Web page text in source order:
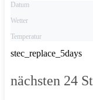
Datum
Wetter
Temperatur
stec_replace_5days
nächsten 24